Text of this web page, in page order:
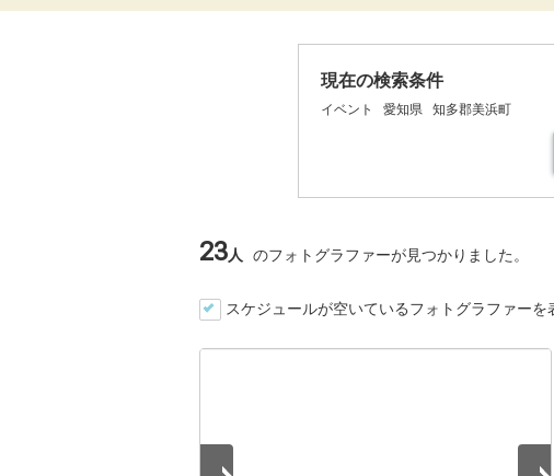
現在の検索条件
イベント 愛知県 知多郡美浜町
23人 のフォトグラファーが見つかりました。
スケジュールが空いているフォトグラファーを